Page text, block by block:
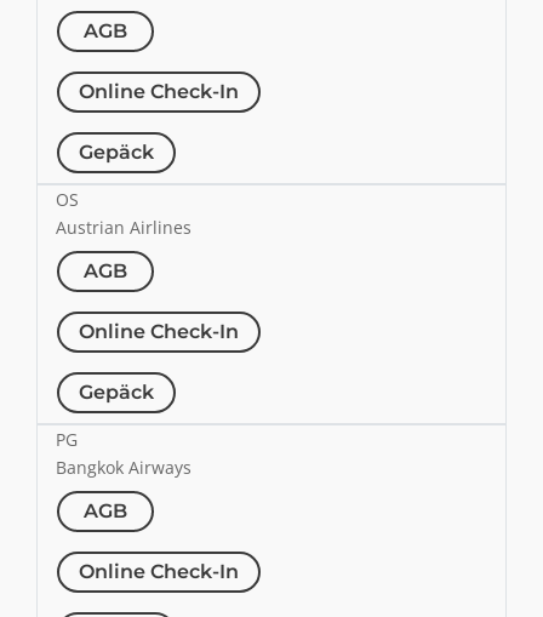
AGB
Online Check-In
Gepäck
OS
Austrian Airlines
AGB
Online Check-In
Gepäck
PG
Bangkok Airways
AGB
Online Check-In